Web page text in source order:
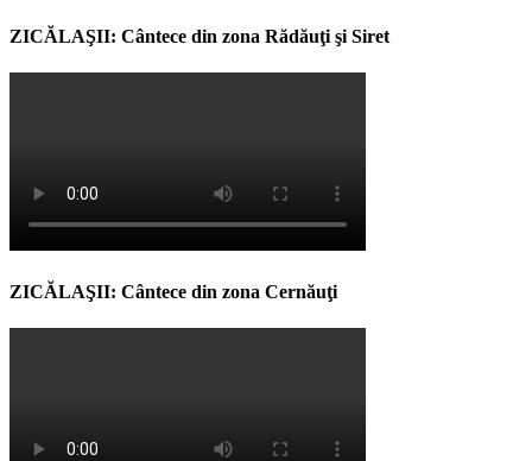
ZICĂLAŞII: Cântece din zona Rădăuţi şi Siret
ZICĂLAŞII: Cântece din zona Cernăuţi